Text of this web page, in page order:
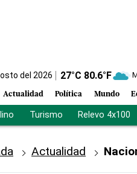
del 2026 27°C 80.6°F
Actualidad Política Mundo
Turismo Relevo 4x100
Actualidad